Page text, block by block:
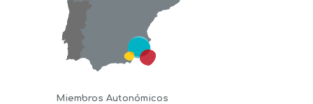
Miembros Autonómicos